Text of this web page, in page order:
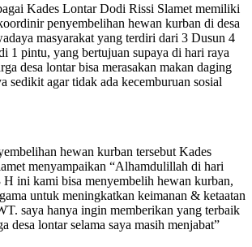
Kades Lontar Dodi Rissi Slamet memiliki
penyembelihan hewan kurban di desa
masyarakat yang terdiri dari 3 Dusun 4
1 pintu, yang bertujuan supaya di hari raya
desa lontar bisa merasakan makan daging
sedikit agar tidak ada kecemburuan sosial
hewan kurban tersebut Kades
menyampaikan “Alhamdulillah di hari
ini kami bisa menyembelih hewan kurban,
untuk meningkatkan keimanan & ketaatan
saya hanya ingin memberikan yang terbaik
desa lontar selama saya masih menjabat”